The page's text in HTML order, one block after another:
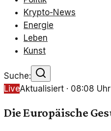
Krypto-News
Energie
Leben
Kunst
Suche:
LiveAktualisiert · 08:08 Uhr
Die Europäische